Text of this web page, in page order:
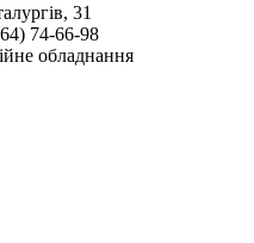
31
74-66-98
обладнання